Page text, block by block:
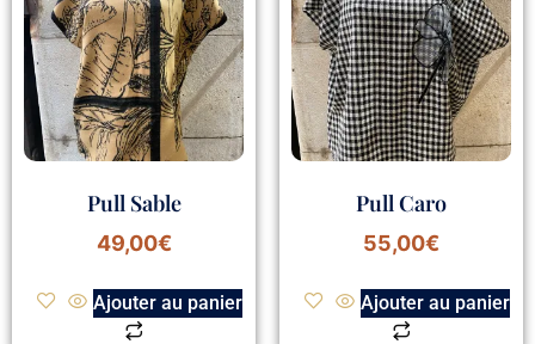
Pull Sable
49,00€
Ajouter au panier
Pull Caro
55,00€
Ajouter au panier